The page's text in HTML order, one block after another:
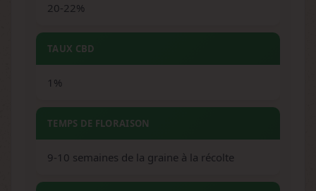
20-22%
TAUX CBD
1%
TEMPS DE FLORAISON
9-10 semaines de la graine à la récolte